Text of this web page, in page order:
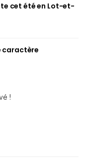
cet été en Lot-et-
caractère
!